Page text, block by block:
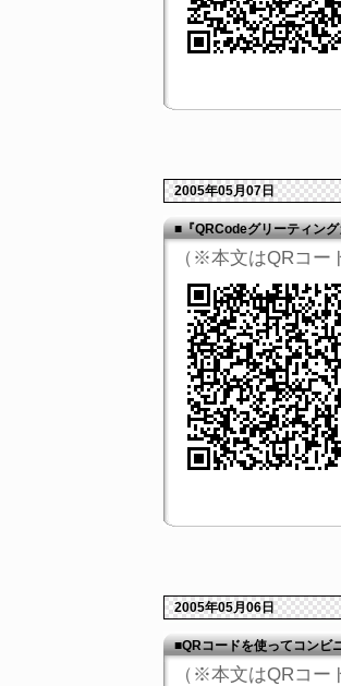
2005年05月07日
■『QRCodeグリーティン
（※本文はQRコー
2005年05月06日
■QRコードを使ってコンビ
（※本文はQRコー